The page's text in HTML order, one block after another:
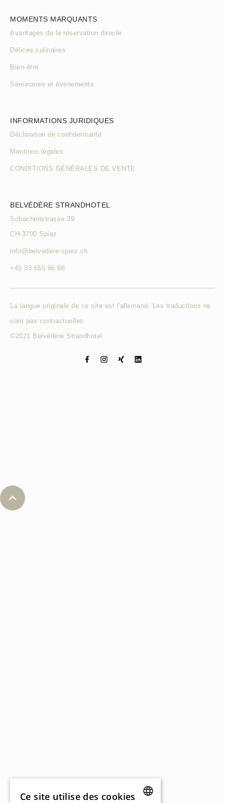
MOMENTS MARQUANTS
Avantages de la réservation directe
Délices culinaires
Bien-être
Séminaires et événements
INFORMATIONS JURIDIQUES
Déclaration de confidentialité
Mentions légales
CONDITIONS GÉNÉRALES DE VENTE
BELVÉDÈRE STRANDHOTEL
Schachenstrasse 39
CH-3700 Spiez
info@belvedere-spiez.ch
+41 33 655 66 66
La langue originale de ce site est l'allemand. Les traductions ne
sont pas contractuelles.
©2021 Belvédère Strandhotel
Ce site utilise des cookies